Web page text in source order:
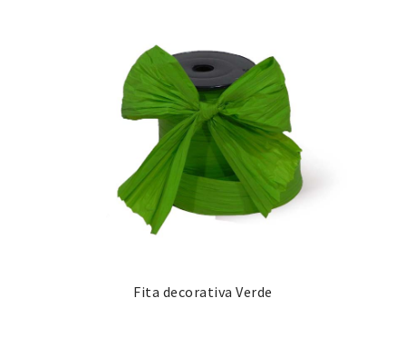
Fita decorativa Verde